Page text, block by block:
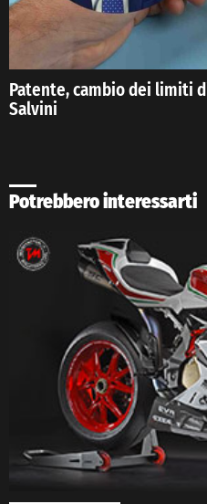
Patente, cambio dei limiti
Salvini
Potrebbero interessarti